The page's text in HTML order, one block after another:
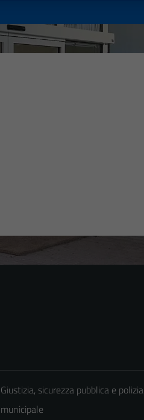
Giustizia, sicurezza pubblica e polizia
municipale